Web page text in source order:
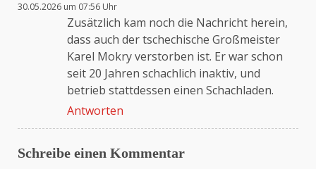
Das „Echte-Person“-Abzeichen!
Anti-Spam von CleanTalk
30.05.2026 um 07:56 Uhr
Zusätzlich kam noch die Nachricht herein,
dass auch der tschechische Großmeister
Karel Mokry verstorben ist. Er war schon
seit 20 Jahren schachlich inaktiv, und
betrieb stattdessen einen Schachladen.
Antworten
Schreibe einen Kommentar